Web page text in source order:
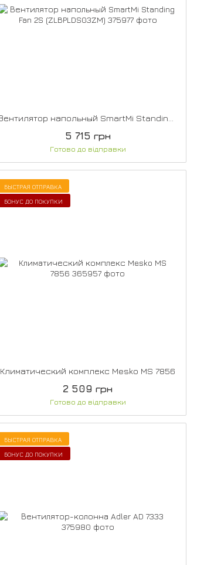
5 715 грн
Готово до відправки
БЫСТРАЯ ОТПРАВКА
БОНУС ДО ПОКУПКИ
Климатический комплекс Mesko MS 7856
2 509 грн
Готово до відправки
БЫСТРАЯ ОТПРАВКА
БОНУС ДО ПОКУПКИ